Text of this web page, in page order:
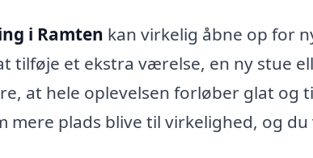
i Ramten kan virkelig åbne op for
tilføje et ekstra værelse, en ny stue
at hele oplevelsen forløber glat og
mere plads blive til virkelighed, og